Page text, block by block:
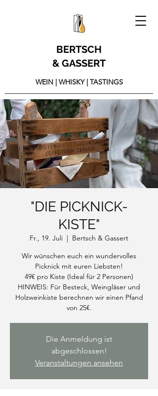
BERTSCH
& GASSERT
WEIN | WHISKY | TASTINGS
"DIE PICKNICK-
KISTE"
Fr., 19. Juli
  |
Bertsch & Gassert
Wir wünschen euch ein wundervolles
Picknick mit euren Liebsten!
49€ pro Kiste (Ideal für 2 Personen)
HINWEIS: Für Besteck, Weingläser und
Holzweinkiste berechnen wir einen Pfand
von 25€.
Die Anmeldung ist
abgeschlossen!
Veranstaltungen ansehen